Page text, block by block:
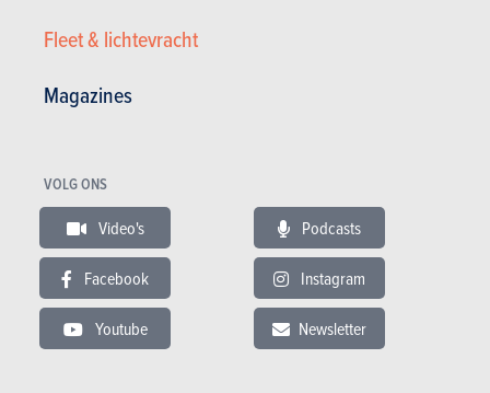
Fleet & lichtevracht
Magazines
VOLG ONS
Video's Podcasts
Facebook Instagram
Youtube Newsletter
PRIJS
CO2
DIESEL
54.700 tot 60.600 € 128 tot 139 g/km
BENZINE 45.650 tot 84.850 € 154 tot 176 g/km
HYBRIDE
64.400 tot 109.700 € 47 tot 176 g/km